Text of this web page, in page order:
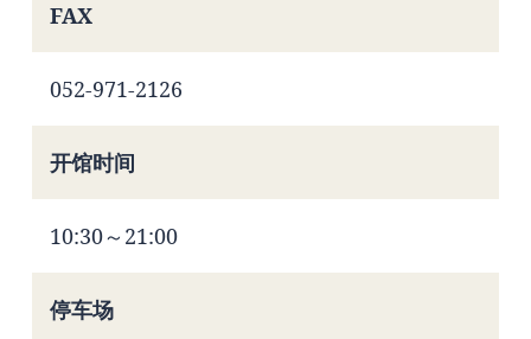
FAX
052-971-2126
开馆时间
10:30～21:00
停车场